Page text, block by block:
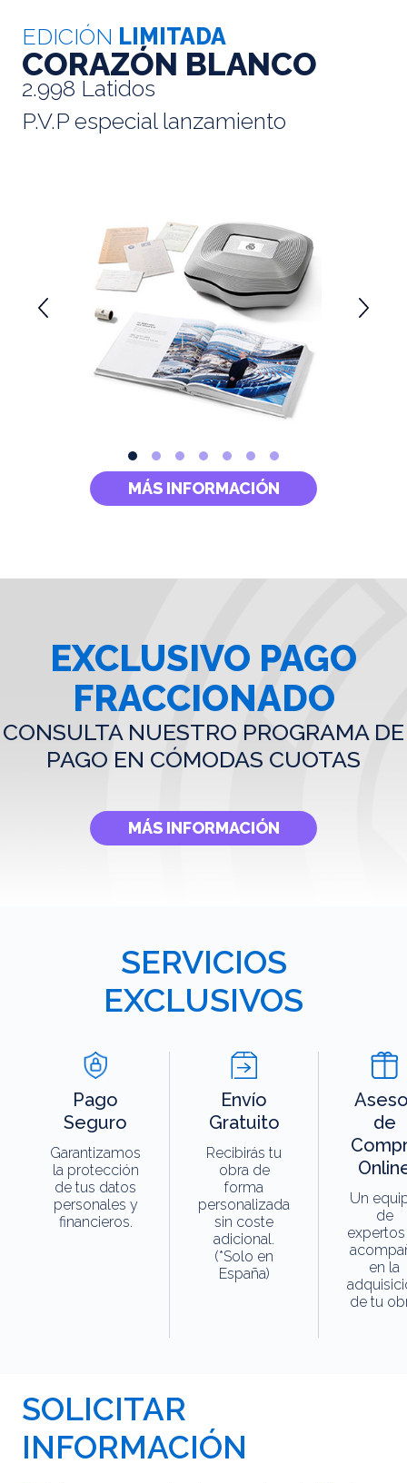
EDICIÓN LIMITADA
CORAZÓN BLANCO
2.998 Latidos
P.V.P especial lanzamiento
MÁS INFORMACIÓN
EXCLUSIVO PAGO
FRACCIONADO
CONSULTA NUESTRO PROGRAMA DE
PAGO EN CÓMODAS CUOTAS
MÁS INFORMACIÓN
SERVICIOS
EXCLUSIVOS
Pago
Seguro
Garantizamos
la protección
de tus datos
personales y
financieros.
Envío
Gratuito
Recibirás tu
obra de
forma
personalizada
sin coste
adicional.
(*Solo en
España)
de
Un
de
en la
de tu
SOLICITAR
INFORMACIÓN